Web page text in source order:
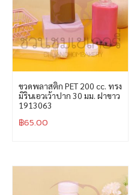
ขวดพลาสติก PET 200 cc. ทรง
มิรินเอวเว้าปาก 30 มม. ฝาขาว
1913063
฿65.00